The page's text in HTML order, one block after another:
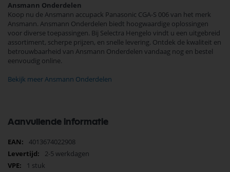
Ansmann Onderdelen
Koop nu de Ansmann accupack Panasonic CGA-S 006 van het merk
Ansmann. Ansmann Onderdelen biedt hoogwaardige oplossingen
voor diverse toepassingen. Bij Selectra Hengelo vindt u een uitgebreid
assortiment, scherpe prijzen, en snelle levering. Ontdek de kwaliteit en
betrouwbaarheid van Ansmann Onderdelen vandaag nog en bestel
eenvoudig online.
Bekijk meer Ansmann Onderdelen
Aanvullende informatie
Meer
informatie
4013674022908
2-5 werkdagen
1 stuk